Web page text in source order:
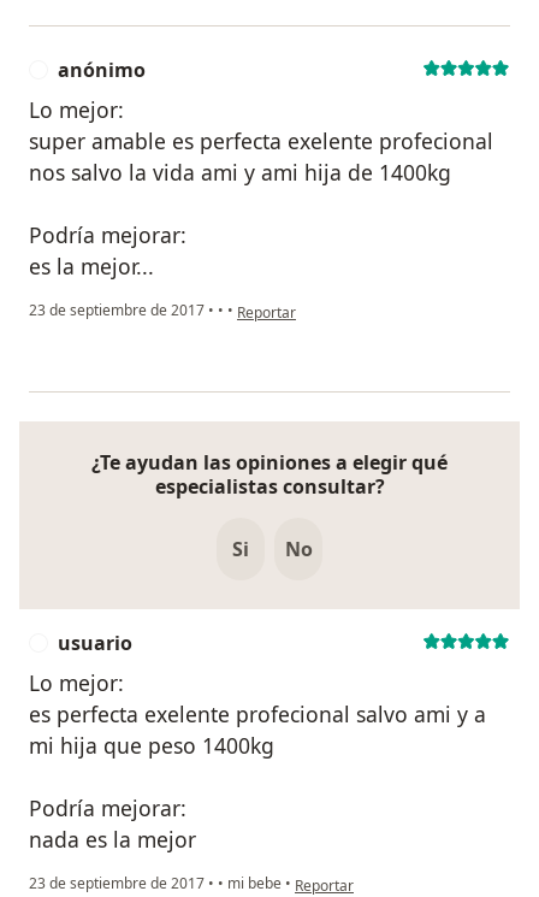
anónimo
Lo mejor:
super amable es perfecta exelente profecional
nos salvo la vida ami y ami hija de 1400kg
Podría mejorar:
es la mejor...
23 de septiembre de 2017 • • • en opinión del usuario anónimo
Reportar
¿Te ayudan las opiniones a elegir qué
especialistas consultar?
Si No
usuario
Lo mejor:
es perfecta exelente profecional salvo ami y a
mi hija que peso 1400kg
Podría mejorar:
nada es la mejor
23 de septiembre de 2017 • • mi bebe • en opinión del usuario usuario
Reportar